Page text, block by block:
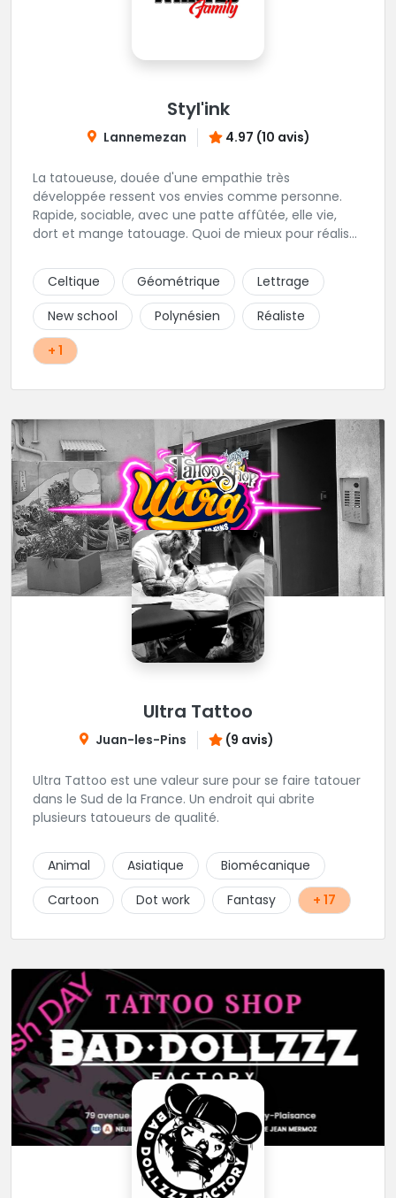
Styl'ink
Lannemezan 4.97 (10 avis)
La tatoueuse, douée d'une empathie très
développée ressent vos envies comme personne.
Rapide, sociable, avec une patte affûtée, elle vie,
dort et mange tatouage. Quoi de mieux pour réaliser
Celtique
Géométrique
Lettrage
New school
Polynésien
Réaliste
+ 1
Ultra Tattoo
Juan-les-Pins (9 avis)
Ultra Tattoo est une valeur sure pour se faire tatouer
dans le Sud de la France. Un endroit qui abrite
plusieurs tatoueurs de qualité.
Animal Asiatique
Biomécanique
Cartoon
Dot work Fantasy + 17